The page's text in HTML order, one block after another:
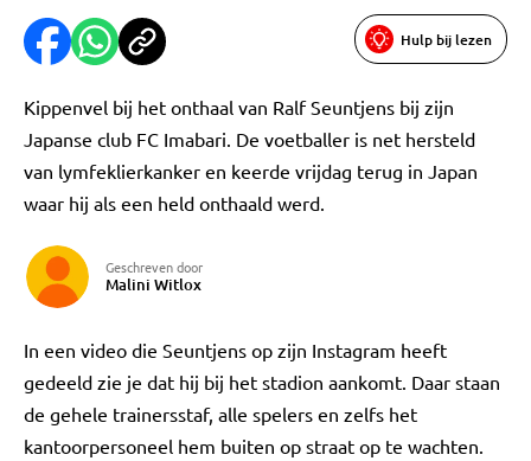
Hulp bij lezen
Kippenvel bij het onthaal van Ralf Seuntjens bij zijn
Japanse club FC Imabari. De voetballer is net hersteld
van lymfeklierkanker en keerde vrijdag terug in Japan
waar hij als een held onthaald werd.
Geschreven door
Malini Witlox
In een video die Seuntjens op zijn Instagram heeft
gedeeld zie je dat hij bij het stadion aankomt. Daar staan
de gehele trainersstaf, alle spelers en zelfs het
kantoorpersoneel hem buiten op straat op te wachten.